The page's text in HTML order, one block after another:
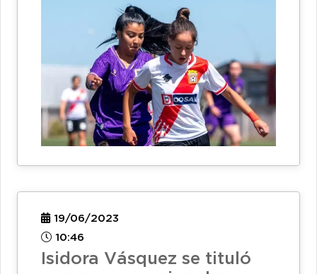
19/06/2023
10:46
Isidora Vásquez se tituló